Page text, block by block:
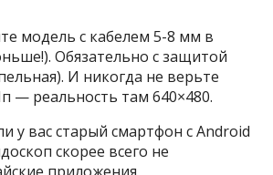
модель с кабелем 5-8 мм в
Обязательно с защитой
И никогда не верьте
— реальность там 640×480.
у вас старый смартфон с Android
скорее всего не